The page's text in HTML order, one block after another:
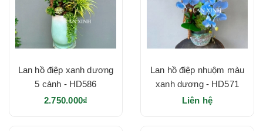
Lan hồ điệp xanh dương
5 cành - HD586
2.750.000₫
Lan hồ điệp nhuộm màu
xanh dương - HD571
Liên hệ